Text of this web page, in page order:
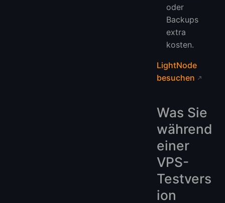
oder
Backups
extra
kosten.
LightNode
besuchen
Was Sie
während
einer
VPS-
Testvers
ion